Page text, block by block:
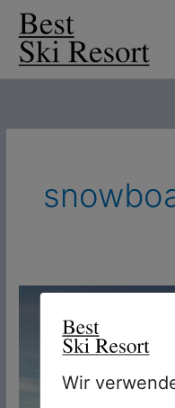
Zum
Inhalt
springen
Startschuss
Wir